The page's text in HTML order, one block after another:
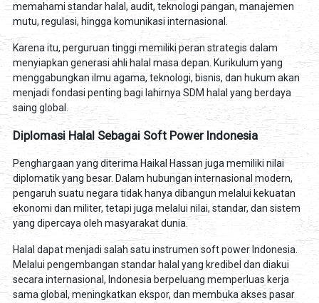
memahami standar halal, audit, teknologi pangan, manajemen
mutu, regulasi, hingga komunikasi internasional.
Karena itu, perguruan tinggi memiliki peran strategis dalam
menyiapkan generasi ahli halal masa depan. Kurikulum yang
menggabungkan ilmu agama, teknologi, bisnis, dan hukum akan
menjadi fondasi penting bagi lahirnya SDM halal yang berdaya
saing global.
Diplomasi Halal Sebagai Soft Power Indonesia
Penghargaan yang diterima Haikal Hassan juga memiliki nilai
diplomatik yang besar. Dalam hubungan internasional modern,
pengaruh suatu negara tidak hanya dibangun melalui kekuatan
ekonomi dan militer, tetapi juga melalui nilai, standar, dan sistem
yang dipercaya oleh masyarakat dunia.
Halal dapat menjadi salah satu instrumen soft power Indonesia.
Melalui pengembangan standar halal yang kredibel dan diakui
secara internasional, Indonesia berpeluang memperluas kerja
sama global, meningkatkan ekspor, dan membuka akses pasar